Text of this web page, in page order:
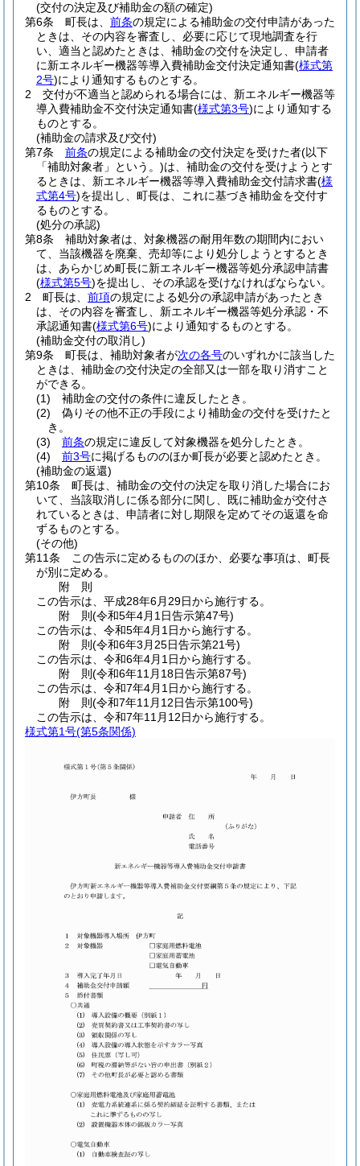
(交付の決定及び補助金の額の確定)
第6条
町長は、 前条の規定による補助金の交付申請があった
ときは、その内容を審査し、必要に応じて現地調査を行
い、適当と認めたときは、補助金の交付を決定し、申請者
に新エネルギー機器等導入費補助金交付決定通知書(様式第
2号)により通知するものとする。
2
交付が不適当と認められる場合には、新エネルギー機器等
導入費補助金不交付決定通知書(様式第3号)により通知する
ものとする。
(補助金の請求及び交付)
第7条
前条の規定による補助金の交付決定を受けた者(以下
「補助対象者」という。)は、補助金の交付を受けようとす
るときは、新エネルギー機器等導入費補助金交付請求書(様
式第4号)を提出し、町長は、これに基づき補助金を交付す
るものとする。
(処分の承認)
第8条
補助対象者は、対象機器の耐用年数の期間内におい
て、当該機器を廃棄、売却等により処分しようとするとき
は、あらかじめ町長に新エネルギー機器等処分承認申請書
(様式第5号)を提出し、その承認を受けなければならない。
2
町長は、 前項の規定による処分の承認申請があったとき
は、その内容を審査し、新エネルギー機器等処分承認・不
承認通知書(様式第6号)により通知するものとする。
(補助金交付の取消し)
第9条
町長は、補助対象者が次の各号のいずれかに該当した
ときは、補助金の交付決定の全部又は一部を取り消すこと
ができる。
(1)
補助金の交付の条件に違反したとき。
(2)
偽りその他不正の手段により補助金の交付を受けたと
き。
(3)
前条の規定に違反して対象機器を処分したとき。
(4)
前3号に掲げるもののほか町長が必要と認めたとき。
(補助金の返還)
第10条
町長は、補助金の交付の決定を取り消した場合にお
いて、当該取消しに係る部分に関し、既に補助金が交付さ
れているときは、申請者に対し期限を定めてその返還を命
ずるものとする。
(その他)
第11条
この告示に定めるもののほか、必要な事項は、町長
が別に定める。
附 則
この告示は、平成28年6月29日から施行する。
附 則(令和5年4月1日告示第47号)
この告示は、令和5年4月1日から施行する。
附 則(令和6年3月25日告示第21号)
この告示は、令和6年4月1日から施行する。
附 則(令和6年11月18日告示第87号)
この告示は、令和7年4月1日から施行する。
附 則(令和7年11月12日告示第100号)
この告示は、令和7年11月12日から施行する。
様式第1号(第5条関係)